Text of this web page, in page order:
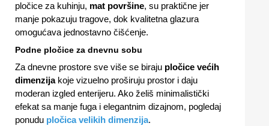
pločice za kuhinju, mat površine, su praktične jer
manje pokazuju tragove, dok kvalitetna glazura
omogućava jednostavno čišćenje.
Podne pločice za dnevnu sobu
Za dnevne prostore sve više se biraju pločice većih
dimenzijakoje vizuelno proširuju prostor i daju
moderan izgled enterijeru. Ako želiš minimalistički
efekat sa manje fuga i elegantnim dizajnom, pogledaj
ponudu pločica velikih dimenzija.